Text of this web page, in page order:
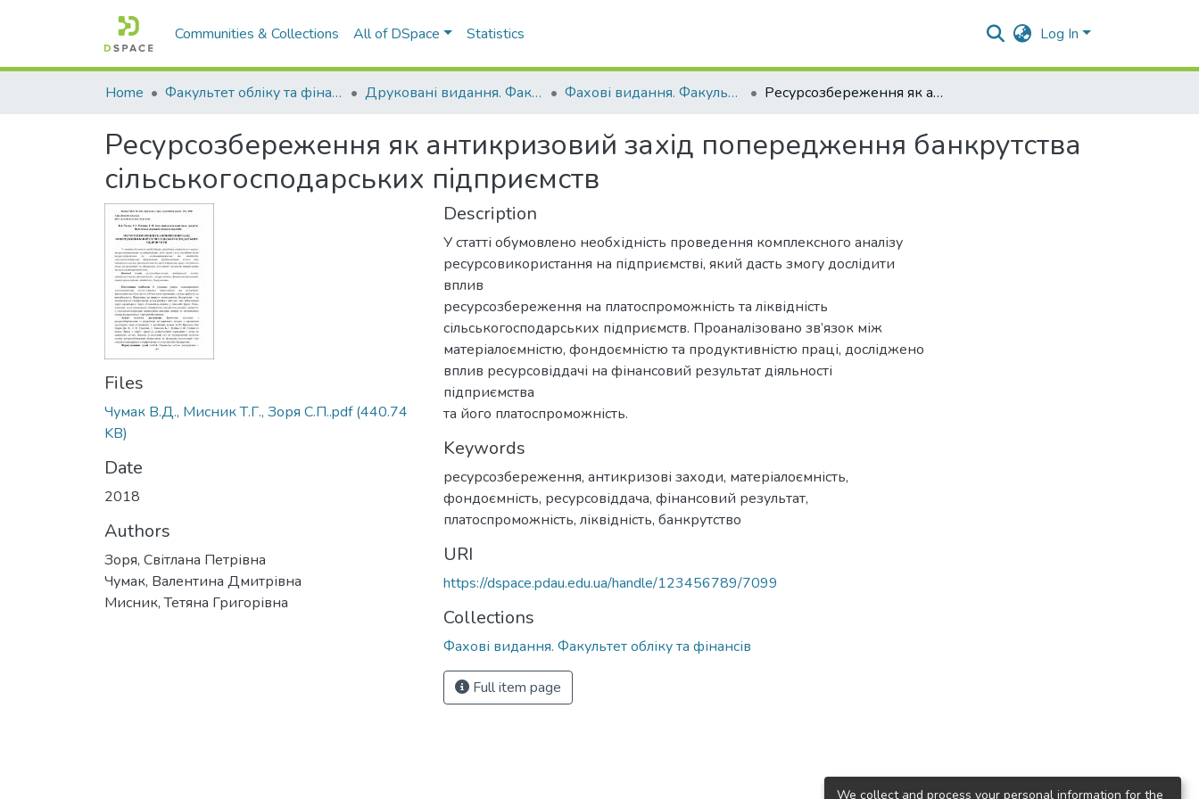
Communities & Collections All of DSpace Statistics Log In
Home Факультет обліку та фінансів Друковані видання. Факультет обліку та фінансів Фахові видання. Факультет обліку та фінансів Ресурсозбереження як антикризовий захід попередження банкрутства сільськогосподарських підприємств
Ресурсозбереження як антикризовий захід попередження банкрутства
сільськогосподарських підприємств
Files
Чумак В.Д., Мисник Т.Г., Зоря С.П..pdf(440.74
KB)
Date
2018
Authors
Зоря, Світлана Петрівна
Чумак, Валентина Дмитрівна
Мисник, Тетяна Григорівна
Description
У статті обумовлено необхідність проведення комплексного аналізу
ресурсовикористання на підприємстві, який дасть змогу дослідити
вплив
ресурсозбереження на платоспроможність та ліквідність
сільськогосподарських підприємств. Проаналізовано зв’язок між
матеріалоємністю, фондоємністю та продуктивністю праці, досліджено
вплив ресурсовіддачі на фінансовий результат діяльності
підприємства
та його платоспроможність.
Keywords
ресурсозбереження, антикризові заходи, матеріалоємність,
фондоємність, ресурсовіддача, фінансовий результат,
платоспроможність, ліквідність, банкрутство
URI
https://dspace.pdau.edu.ua/handle/123456789/7099
Collections
Фахові видання. Факультет обліку та фінансів
Full item page
We collect and process your personal information for the